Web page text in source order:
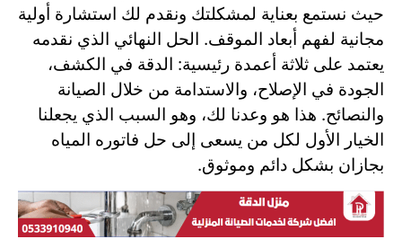
حيث نستمع بعناية لمشكلتك ونقدم لك استشارة أولية
مجانية لفهم أبعاد الموقف. الحل النهائي الذي نقدمه
يعتمد على ثلاثة أعمدة رئيسية: الدقة في الكشف،
الجودة في الإصلاح، والاستدامة من خلال الصيانة
والنصائح. هذا هو وعدنا لك، وهو السبب الذي يجعلنا
الخيار الأول لكل من يسعى إلى حل فاتوره المياه
بجازان بشكل دائم وموثوق.